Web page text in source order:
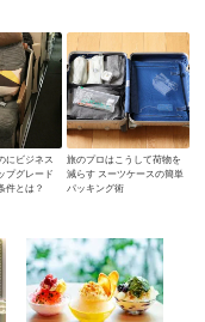
にビジネス
プグレード
件とは？
旅のプロはこうして荷物を
減らす スーツケースの簡単
パッキング術